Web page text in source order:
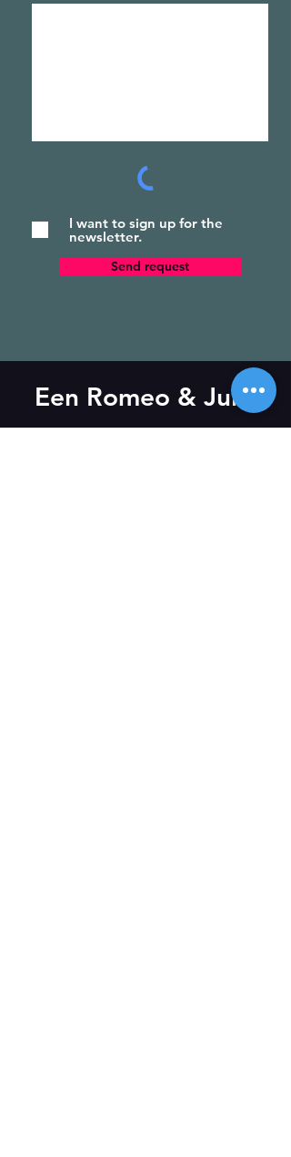
I want to sign up for the
newsletter.
Send request
Een Romeo & Julia